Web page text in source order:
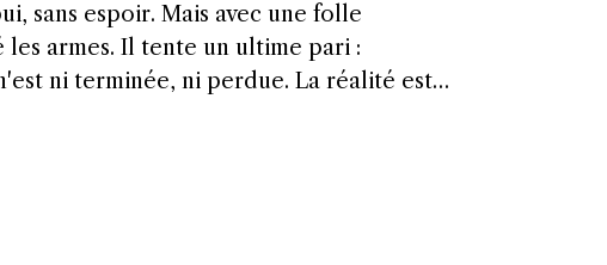
sans espoir. Mais avec une folle
les armes. Il tente un ultime pari :
ni terminée, ni perdue. La réalité est
de lui en Angleterre, en France et
semblait pourtant écrite d’avance.